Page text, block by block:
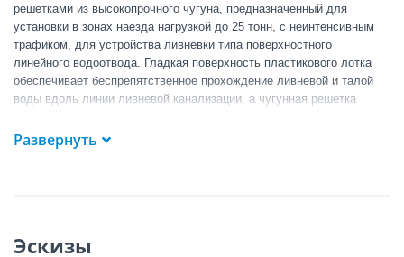
решетками из высокопрочного чугуна, предназначенный для
установки в зонах наезда нагрузкой до 25 тонн, с неинтенсивным
трафиком, для устройства ливнeвки типа поверхностного
линейного водоотвода. Гладкая поверхность пластикового лотка
обеспечивает беспрепятственное прохождение ливневой и талой
воды вдоль линии ливневой канализации, а чугунная решетка
транспорта, а также препятствует попаданию крупных предметов,
способных нарушить эффективную работу ливневой канализации.
Развернуть
Эскизы